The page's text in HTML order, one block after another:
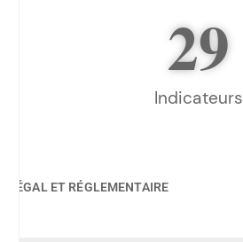
Indicateurs
29
LÉGAL ET RÉGLEMENTAIRE